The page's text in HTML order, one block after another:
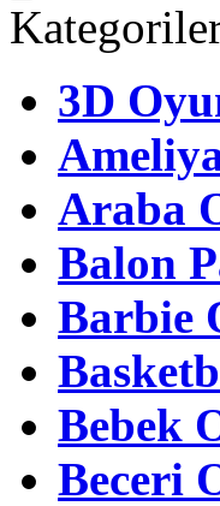
3D
Araba
Balon
Barbie
Bebek
Beceri